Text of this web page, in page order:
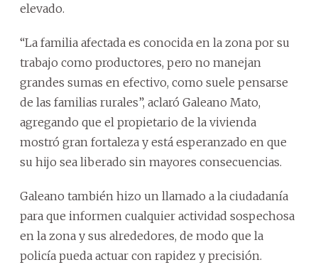
elevado.
“La familia afectada es conocida en la zona por su
trabajo como productores, pero no manejan
grandes sumas en efectivo, como suele pensarse
de las familias rurales”, aclaró Galeano Mato,
agregando que el propietario de la vivienda
mostró gran fortaleza y está esperanzado en que
su hijo sea liberado sin mayores consecuencias.
Galeano también hizo un llamado a la ciudadanía
para que informen cualquier actividad sospechosa
en la zona y sus alrededores, de modo que la
policía pueda actuar con rapidez y precisión.